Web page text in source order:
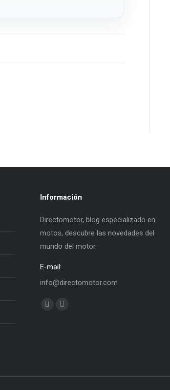
Información
Directomotor, blog especializado en
motos, descubre las novedades del
mundo del motor.
E-mail:
info@directomotor.com
Find us on: